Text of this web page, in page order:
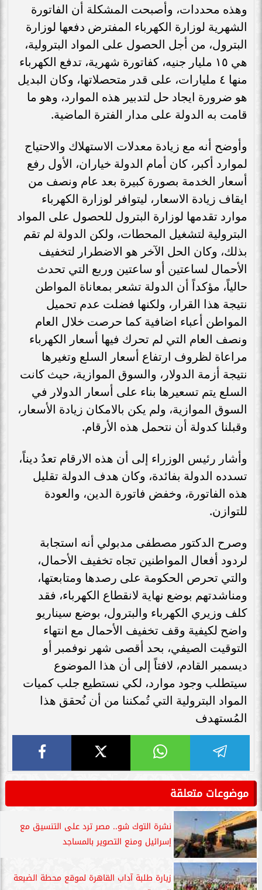
وهذه محددات، وأصبحت المشكلة أن الفاتورة
الشهرية لوزارة الكهرباء المفترض دفعها لوزارة
البترول، من أجل الحصول على المواد البترولية،
هي ١٥ مليار جنيه، كفاتورة شهرية، تدفع الكهرباء
منها ٤ مليارات، على قدر متحصلاتها، وكان البديل
هو ضرورة ايجاد حل لتدبير هذه الموارد، وهو ما
قامت به الدولة على مدار الفترة الماضية.
وأوضح أنه مع زيادة معدلات الاستهلاك والاحتياج
لموارد أكبر، كان أمام الدولة خياران، الأول رفع
أسعار الخدمة بصورة كبيرة بعد عام ونصف من
ايقاف زيادة الاسعار، ليتوافر لوزارة الكهرباء
موارد تقدمها لوزارة البترول للحصول على المواد
البترولية لتشغيل المحطات، ولكن الدولة لم تقم
بذلك، وكان الحل الآخر هو الاضطرار لتخفيف
الأحمال لساعتين أو ساعتين وربع التي تحدث
حالياً، مؤكداً أن الدولة تشعر بمعاناة المواطن
نتيجة هذا القرار، ولكنها فضلت عدم تحميل
المواطن أعباء اضافية كما حرصت خلال العام
ونصف العام التي لم تحرك فيها أسعار الكهرباء
مراعاة لظروف ارتفاع أسعار السلع وتغيرها
نتيجة أزمة الدولار، والسوق الموازية، حيث كانت
السلع يتم تسعيرها بناء على أسعار الدولار في
السوق الموازية، ولم يكن بالامكان زيادة الأسعار،
وقبلنا كدولة أن نتحمل هذه الأرقام.
وأشار رئيس الوزراء إلى أن هذه الارقام تعدُ ديناً،
تسدده الدولة بفائدة، وكان هدف الدولة تقليل
هذه الفاتورة، وخفض فاتورة الدين، والعودة
للتوازن.
وصرح الدكتور مصطفى مدبولي أنه استجابة
لردود أفعال المواطنين تجاه تخفيف الأحمال،
والتي تحرص الحكومة على رصدها ومتابعتها،
ومناشدتهم بوضع نهاية لانقطاع الكهرباء، فقد
كلف وزيري الكهرباء والبترول، بوضع سيناريو
واضح لكيفية وقف تخفيف الأحمال مع انتهاء
التوقيت الصيفي، بحد أقصى شهر نوفمبر أو
ديسمبر القادم، لافتاً إلى أن هذا الموضوع
سيتطلب وجود موارد، لكي نستطيع جلب كميات
المواد البترولية التي تُمكننا من أن نُحقق هذا
المُستهدف
موضوعات متعلقة
نشرة التوك شو.. مصر ترد على التنسيق مع
إسرائيل ومنع التصوير بالمساجد
زيارة طلبة آداب القاهرة لموقع محطة الضبعة